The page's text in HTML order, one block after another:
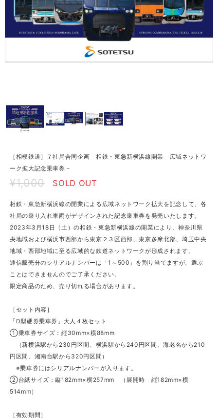
［相模鉄道］７社局合同企画 相鉄・東急新横浜線開業－広域ネットワ
ーク拡大記念乗車券－
¥1,000 SOLD OUT
相鉄・東急新横浜線の開業による広域ネットワーク拡大を記念して、各
社局の乗り入れ車両がデザインされた記念乗車券を発売いたします。
2023年3月18日（土）の相鉄・東急新横浜線の開業により、神奈川県
央地域および横浜市西部から東京２３区西部、東京多摩北部、埼玉中央
地域・西部地域に至る広域的な鉄道ネットワークが形成されます。
通信販売分のシリアルナンバーは「1～500」を割り当てますが、選ぶ
ことはできませんのでご了承ください。
限定商品のため、売り切れる場合があります。
［セット内容］
「D型硬券乗車券」大人４枚セット
①乗車券サイズ：縦30mm×横88mm
（新横浜駅から230円区間、横浜駅から240円区間、海老名から210
円区間、湘南台駅から320円区間）
※乗車券にはシリアルナンバーが入ります。
②台紙サイズ：縦182mm×横257mm （展開時 縦182mm×横
514mm）
［有効期間］